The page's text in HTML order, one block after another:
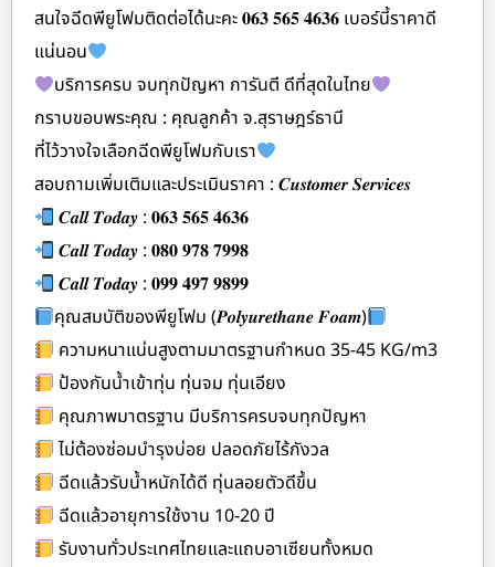
สนใจฉีดพียูโฟมติดต่อได้นะคะ 𝟎𝟔𝟑 𝟓𝟔𝟓 𝟒𝟔𝟑𝟔 เบอร์นี้ราคาดี
แน่นอน
บริการครบ จบทุกปัญหา การันตี ดีที่สุดในไทย
กราบขอบพระคุณ : คุณลูกค้า จ.สุราษฎร์ธานี
ที่ไว้วางใจเลือกฉีดพียูโฟมกับเรา
สอบถามเพิ่มเติมและประเมินราคา : 𝑪𝒖𝒔𝒕𝒐𝒎𝒆𝒓 𝑺𝒆𝒓𝒗𝒊𝒄𝒆𝒔
𝑪𝒂𝒍𝒍 𝑻𝒐𝒅𝒂𝒚 : 𝟎𝟔𝟑 𝟓𝟔𝟓 𝟒𝟔𝟑𝟔
𝑪𝒂𝒍𝒍 𝑻𝒐𝒅𝒂𝒚 : 𝟎𝟖𝟎 𝟗𝟕𝟖 𝟕𝟗𝟗𝟖
𝑪𝒂𝒍𝒍 𝑻𝒐𝒅𝒂𝒚 : 𝟎𝟗𝟗 𝟒𝟗𝟕 𝟗𝟖𝟗𝟗
คุณสมบัติของพียูโฟม (𝑷𝒐𝒍𝒚𝒖𝒓𝒆𝒕𝒉𝒂𝒏𝒆 𝑭𝒐𝒂𝒎)
ความหนาแน่นสูงตามมาตรฐานกำหนด 35-45 KG/m3
ป้องกันน้ำเข้าทุ่น ทุ่นจม ทุ่นเอียง
คุณภาพมาตรฐาน มีบริการครบจบทุกปัญหา
ไม่ต้องซ่อมบำรุงบ่อย ปลอดภัยไร้กังวล
ฉีดแล้วรับน้ำหนักได้ดี ทุ่นลอยตัวดีขึ้น
ฉีดแล้วอายุการใช้งาน 10-20 ปี
รับงานทั่วประเทศไทยและแถบอาเซียนทั้งหมด